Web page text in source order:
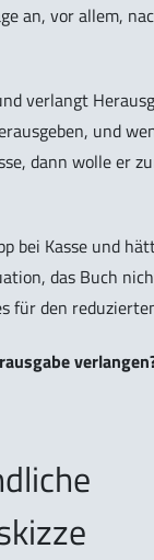
an, vor allem,
verlangt
und
dann wolle er
bei Kasse und
das Buch
für den